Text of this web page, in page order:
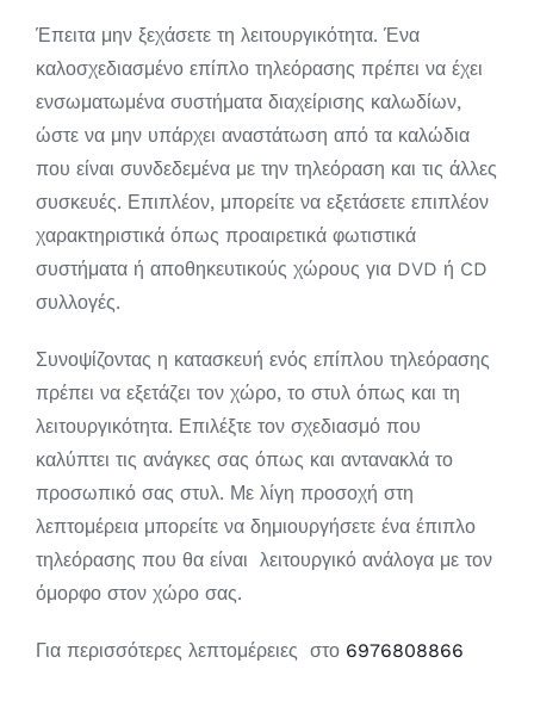
Έπειτα μην ξεχάσετε τη λειτουργικότητα. Ένα
καλοσχεδιασμένο επίπλο τηλεόρασης πρέπει να έχει
ενσωματωμένα συστήματα διαχείρισης καλωδίων,
ώστε να μην υπάρχει αναστάτωση από τα καλώδια
που είναι συνδεδεμένα με την τηλεόραση και τις άλλες
συσκευές. Επιπλέον, μπορείτε να εξετάσετε επιπλέον
χαρακτηριστικά όπως προαιρετικά φωτιστικά
συστήματα ή αποθηκευτικούς χώρους για DVD ή CD
συλλογές.
Συνοψίζοντας η κατασκευή ενός επίπλου τηλεόρασης
πρέπει να εξετάζει τον χώρο, το στυλ όπως και τη
λειτουργικότητα. Επιλέξτε τον σχεδιασμό που
καλύπτει τις ανάγκες σας όπως και αντανακλά το
προσωπικό σας στυλ. Με λίγη προσοχή στη
λεπτομέρεια μπορείτε να δημιουργήσετε ένα έπιπλο
τηλεόρασης που θα είναι λειτουργικό ανάλογα με τον
όμορφο στον χώρο σας.
Για περισσότερες λεπτομέρειες στο 6976808866